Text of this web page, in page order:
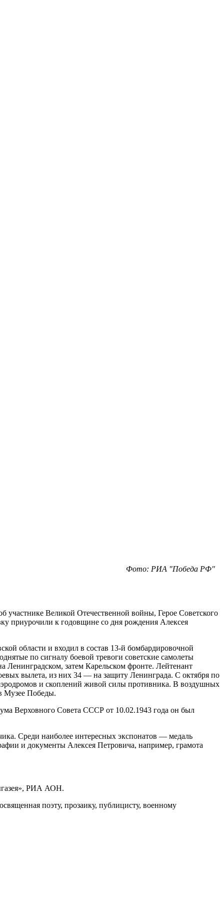
Фото: РИА "Победа РФ"
Великой Отечественной войны, Герое Советского
приурочили к годовщине со дня рождения Алексея
области и входил в состав 13-й бомбардировочной
по сигналу боевой тревоги советские самолеты
Ленинградском, затем Карельском фронте. Лейтенант
вылета, из них 34 — на защиту Ленинграда. С октября по
и скоплений живой силы противника. В воздушных
Музее Победы.
Верховного Совета СССР от 10.02.1943 года он был
Среди наиболее интересных экспонатов — медаль
и документы Алексея Петровича, например, грамота
РИА АОН.
поэту, прозаику, публицисту, военному